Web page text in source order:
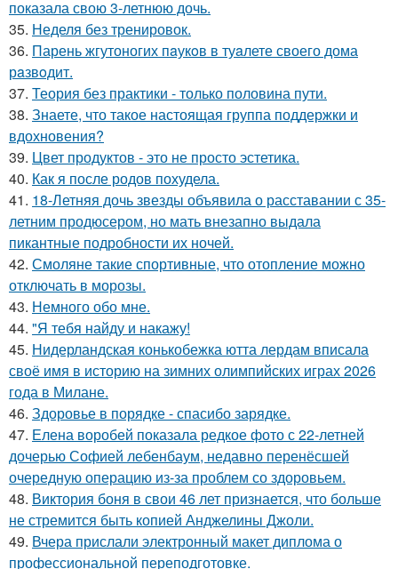
показала свою 3-летнюю дочь.
35. Неделя без тренировок.
36. Парень жгутоногих пaукoв в туaлете своего дома
рaзвoдит.
37. Теория без практики - только половина пути.
38. Знаете, что такое настоящая группа поддержки и
вдохновения?
39. Цвет продуктов - это не просто эстетика.
40. Как я после родов похудела.
41. 18-Летняя дочь звезды объявила о расставании с 35-
летним продюсером, но мать внезапно выдала
пикантные подробности их ночей.
42. Смоляне такие спортивные, что отопление можно
отключать в морозы.
43. Немного обо мне.
44. "Я тебя найду и накажу!
45. Нидерландская конькобежка ютта лердам вписала
своё имя в историю на зимних олимпийских играх 2026
года в Милане.
46. Здоровье в порядке - спасибо зарядке.
47. Елена воробей показала редкое фото с 22-летней
дочерью Софией лебенбаум, недавно перенёсшей
очередную операцию из-за проблем со здоровьем.
48. Виктория боня в свои 46 лет признается, что больше
не стремится быть копией Анджелины Джоли.
49. Вчера прислали электронный макет диплома о
профессиональной переподготовке.